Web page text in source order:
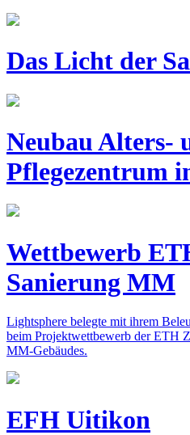
Das Licht der
Neubau Alters-
Pflegezentrum
Wettbewerb
Sanierung MM
Lightsphere belegte mit ihrem
beim Projektwettbewerb der ETH
MM-Gebäudes.
EFH Uitikon